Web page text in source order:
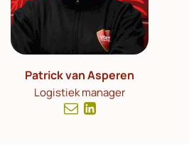
Patrick van Asperen
Logistiek manager